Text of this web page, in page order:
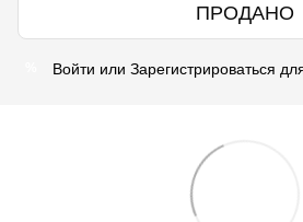
ПРОДАНО
Войти или Зарегистрироваться